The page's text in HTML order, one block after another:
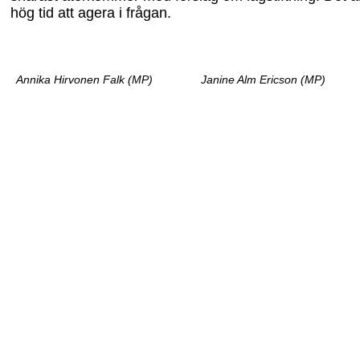
hög tid att agera i frågan.
Annika Hirvonen Falk (MP) Janine Alm Ericson (MP)